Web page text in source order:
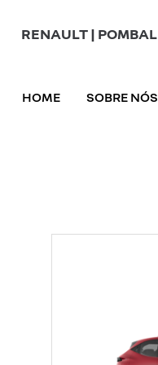
RENAULT | POMBAL
HOME SOBRE NÓS